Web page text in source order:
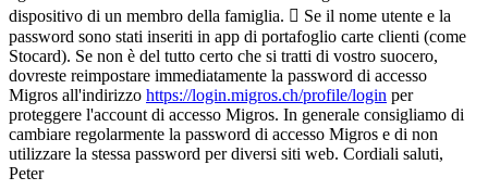
dispositivo di un membro della famiglia.  Se il nome utente e la
password sono stati inseriti in app di portafoglio carte clienti (come
Stocard). Se non è del tutto certo che si tratti di vostro suocero,
dovreste reimpostare immediatamente la password di accesso
Migros all'indirizzo https://login.migros.ch/profile/login per
proteggere l'account di accesso Migros. In generale consigliamo di
cambiare regolarmente la password di accesso Migros e di non
utilizzare la stessa password per diversi siti web. Cordiali saluti,
Peter